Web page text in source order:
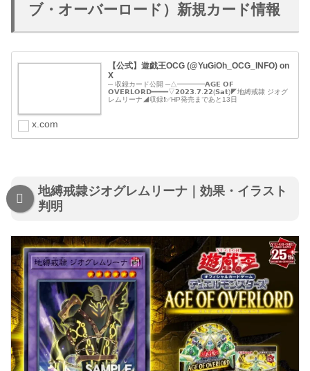
ブ・オーバーロード）新規カード情報
【公式】遊戯王OCG (@YuGiOh_OCG_INFO) on
X
─ 収録カード公開 ─△━━━━𝗔𝗚𝗘 𝗢𝗙
𝗢𝗩𝗘𝗥𝗟𝗢𝗥𝗗━━━━▽𝟮𝟬𝟮𝟯.𝟳.𝟮𝟮(𝗦𝗮𝘁)◤地縛戒隷 ジオグ
レムリーナ◢収録❗️✅HP発売まであと13日
x.com
地縛戒隷ジオグレムリーナ｜効果・イラスト
判明